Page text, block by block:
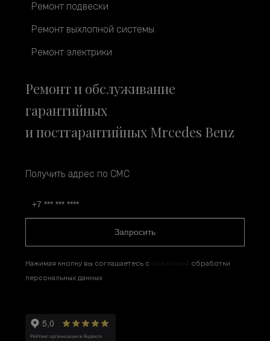
Ремонт подвески
Ремонт выхлопной системы
Ремонт электрики
Ремонт и обслуживание
гарантийных
и постгарантийных Mrcedes Benz
Получить адрес по СМС
Запросить
Нажимая кнопку вы соглашаетесь с политикой обработки
персональных данных